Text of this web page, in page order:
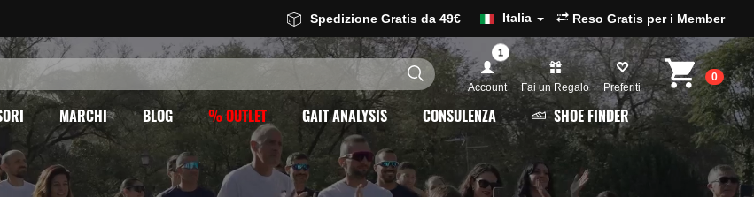
Spedizione Gratis da 49€ Italia Reso Gratis per i Member
1
Account Fai un Regalo Preferiti
0
MARCHI BLOG % OUTLET GAIT ANALYSIS CONSULENZA SHOE FINDER